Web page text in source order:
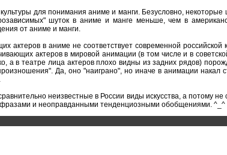
для понимания аниме и манги. Безусловно, некоторые
шуток в аниме и манге меньше, чем в
от аниме и манги.
актеров в аниме не соответствует современной российской
актеров в мировой анимации (в том числе и в
в театре лица актеров плохо видны из задних рядов)
Да, оно "наиграно", но иначе в анимации накал
неизвестные в России виды искусства, а потому не
и неоправданными тенденциозными обобщениями. ^_^